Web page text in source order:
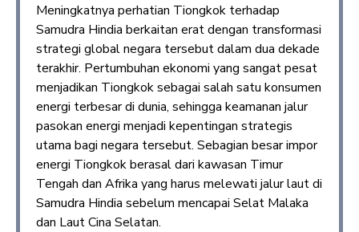
Meningkatnya perhatian Tiongkok terhadap
Samudra Hindia berkaitan erat dengan transformasi
strategi global negara tersebut dalam dua dekade
terakhir. Pertumbuhan ekonomi yang sangat pesat
menjadikan Tiongkok sebagai salah satu konsumen
energi terbesar di dunia, sehingga keamanan jalur
pasokan energi menjadi kepentingan strategis
utama bagi negara tersebut. Sebagian besar impor
energi Tiongkok berasal dari kawasan Timur
Tengah dan Afrika yang harus melewati jalur laut di
Samudra Hindia sebelum mencapai Selat Malaka
dan Laut Cina Selatan.